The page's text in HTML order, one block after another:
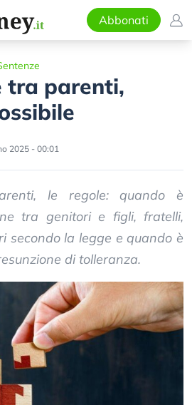
Abbonati
tra parenti,
2025 - 00:01
le regole: quando è
tra genitori e figli, fratelli,
secondo la legge e quando è
di tolleranza.